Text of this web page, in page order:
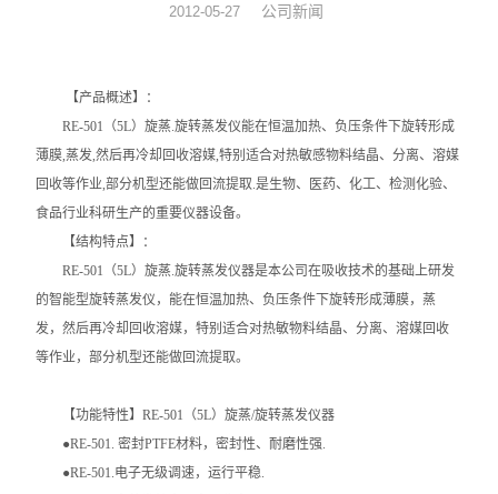
低温反应浴槽
高低温循环一体机
不锈钢高压反应釜
电热套
旋片式真空泵/油泵
2012-05-27 公司新闻
【产品概述】：
RE-501（5L）旋蒸.旋转蒸发仪能在恒温加热、负压条件下旋转形成
薄膜,蒸发,然后再冷却回收溶媒,特别适合对热敏感物料结晶、分离、溶媒
回收等作业,部分机型还能做回流提取.是生物、医药、化工、检测化验、
食品行业科研生产的重要仪器设备。
【结构特点】：
RE-501（5L）旋蒸.旋转蒸发仪器是本公司在吸收技术的基础上研发
的智能型旋转蒸发仪，能在恒温加热、负压条件下旋转形成薄膜，蒸
发，然后再冷却回收溶媒，特别适合对热敏物料结晶、分离、溶媒回收
等作业，部分机型还能做回流提取。
【功能特性】RE-501（5L）旋蒸/旋转蒸发仪器
●RE-501. 密封PTFE材料，密封性、耐磨性强.
●RE-501.电子无级调速，运行平稳.